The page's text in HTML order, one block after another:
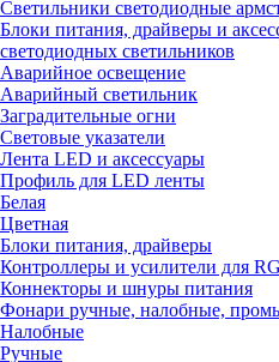
Светильники светодиодные
Блоки питания, драйверы и
светодиодных светильников
Аварийное освещение
Аварийный светильник
Заградительные огни
Световые указатели
Лента LED и аксессуары
Профиль для LED ленты
Белая
Цветная
Блоки питания, драйверы
Контроллеры и усилители для
Коннекторы и шнуры питания
Фонари ручные, налобные,
Налобные
Ручные